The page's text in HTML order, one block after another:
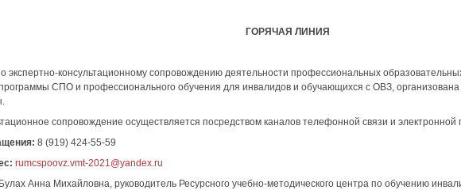
ГОРЯЧАЯ ЛИНИЯ
экспертно-консультационному сопровождению деятельности профессиональных
СПО и профессионального обучения для инвалидов и обучающихся с ОВЗ,
сопровождение осуществляется посредством каналов телефонной связи и электронной
8 (919) 424-55-59
rumcspoovz.vmt-2021@yandex.ru
Булах Анна Михайловна, руководитель Ресурсного учебно-методического центра по обучению